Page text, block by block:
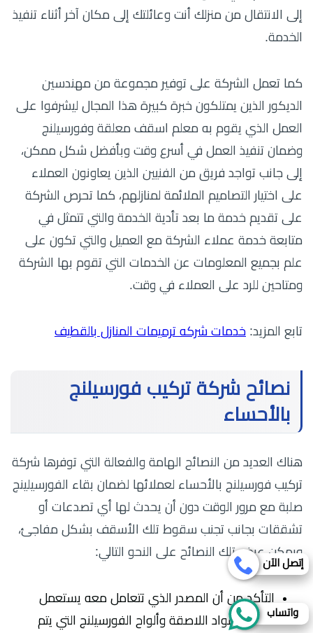
إلى الانتقال من منزلك أنت وعائلتك إلى مكان آخر أثناء تنفيذ
الخدمة.
كما تعمل الشركة على توفير مجموعة من مهندسين
الديكور الذين يمتلكون خبرة كبيرة هذا المجال ليشرفوا على
العمل الذي يقوم به معلم اسقف معلقة وفورسيلنج
وضمان تنفيذ العمل في أسرع وقت وبأفضل شكل ممكن،
إلى جانب تواجد فريق من الفنيين الذين يعاونون العملاء
على اختيار التصاميم الملائمة لمنازلهم، كما تحرص الشركة
على تقديم خدمة ما بعد تأدية الخدمة والتي تتمثل في
متابعة خدمة عملاء الشركة مع العميل والتي تكون على
علم بجميع المعلومات عن الخدمات التي تقوم بها الشركة
ومتاحين للرد على العملاء في وقت.
تابع المزيد: خدمات شركه ترميمات المنازل بالقطيف
نصائح شركة تركيب فورسيلنج
بالأحساء
هناك العديد من النصائح الهامة والفعالة التي توفرها شركة
تركيب فورسيلنج بالأحساء لعملائها لضمان بقاء الفورسيلينج
صلبة مع مرور الوقت دون أن يحدث لها أي تصدعات أو
تشققات بجانب تجنب سقوط تلك الأسقف بشكل مفاجئ،
ويمكن عرض تلك النصائح على النحو التالي:
التأكد من أن المصدر الذي تتعامل معه يستعمل
أفضل المواد اللاصقة وألواح الفورسيلنج التي يتم
إتصل الآن
واتساب